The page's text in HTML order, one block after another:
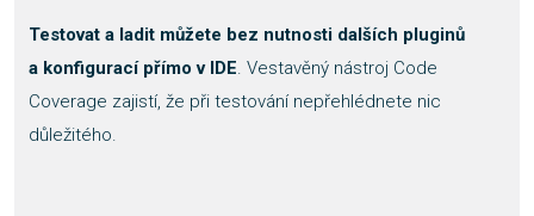
Testovat a ladit můžete bez nutnosti dalších pluginů
a konfigurací přímo v IDE . Vestavěný nástroj Code
Coverage zajistí, že při testování nepřehlédnete nic
důležitého.